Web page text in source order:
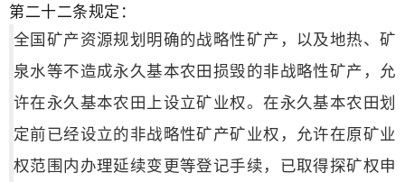
第二十二条规定：
全国矿产资源规划明确的战略性矿产，以及地热、矿
泉水等不造成永久基本农田损毁的非战略性矿产，允
许在永久基本农田上设立矿业权。在永久基本农田划
定前已经设立的非战略性矿产矿业权，允许在原矿业
权范围内办理延续变更等登记手续，已取得探矿权申